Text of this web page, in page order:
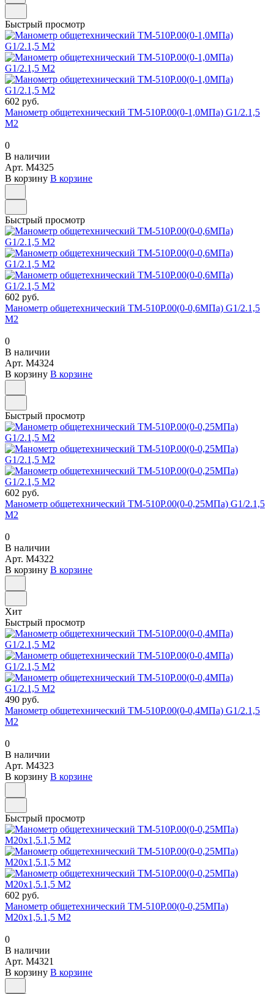
Быстрый просмотр
602 руб.
Манометр общетехнический ТМ-510Р.00(0-1,0МПа) G1/2.1,5
М2
0
В наличии
Арт. M4325
В корзину В корзине
Быстрый просмотр
602 руб.
Манометр общетехнический ТМ-510Р.00(0-0,6МПа) G1/2.1,5
М2
0
В наличии
Арт. M4324
В корзину В корзине
Быстрый просмотр
602 руб.
Манометр общетехнический ТМ-510Р.00(0-0,25МПа) G1/2.1,5
М2
0
В наличии
Арт. M4322
В корзину В корзине
Хит
Быстрый просмотр
490 руб.
Манометр общетехнический ТМ-510Р.00(0-0,4МПа) G1/2.1,5
М2
0
В наличии
Арт. M4323
В корзину В корзине
Быстрый просмотр
602 руб.
Манометр общетехнический ТМ-510Р.00(0-0,25МПа)
М20х1,5.1,5 М2
0
В наличии
Арт. M4321
В корзину В корзине